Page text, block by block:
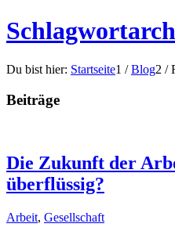
Du bist hier: Startseite1 / Blog2 /
Beiträge
Die Zukunft der
überflüssig?
Arbeit, Gesellschaft